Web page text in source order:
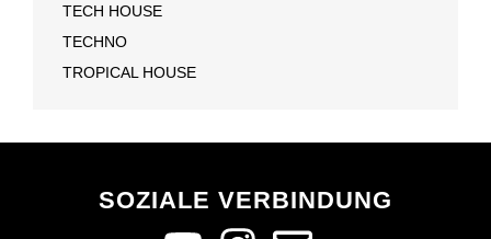
TECH HOUSE
TECHNO
TROPICAL HOUSE
SOZIALE VERBINDUNG